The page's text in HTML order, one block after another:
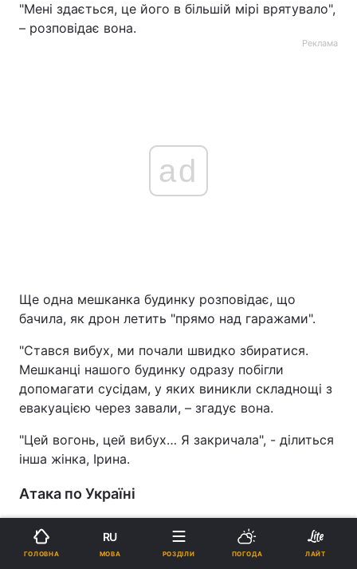
"Мені здається, це його в більшій мірі врятувало",
– розповідає вона.
Реклама
ad
Ще одна мешканка будинку розповідає, що
бачила, як дрон летить "прямо над гаражами".
"Стався вибух, ми почали швидко збиратися.
Мешканці нашого будинку одразу побігли
допомагати сусідам, у яких виникли складнощі з
евакуацією через завали, – згадує вона.
"Цей вогонь, цей вибух… Я закричала", - ділиться
інша жінка, Ірина.
Атака по Україні
Росіяни з вечоа 15 квітня здійснилидві
хвилі комбінованих атак по території України із
ГОЛОВНА
RU
МОВА РОЗДІЛИ ПОГОДА ЛАЙТ